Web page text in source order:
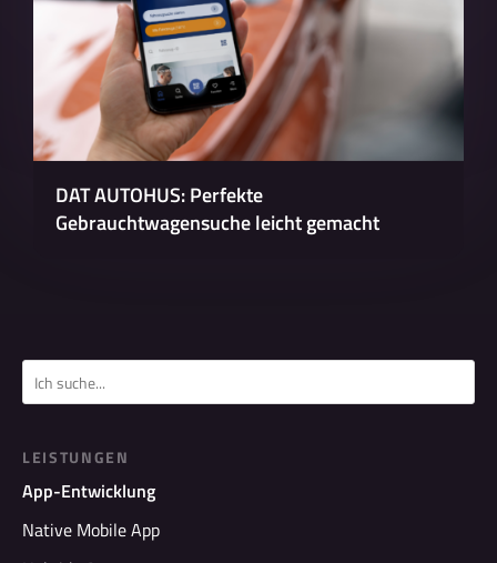
DAT AUTOHUS: Perfekte
Gebrauchtwagensuche leicht gemacht
LEISTUNGEN
App-Entwicklung
Native Mobile App